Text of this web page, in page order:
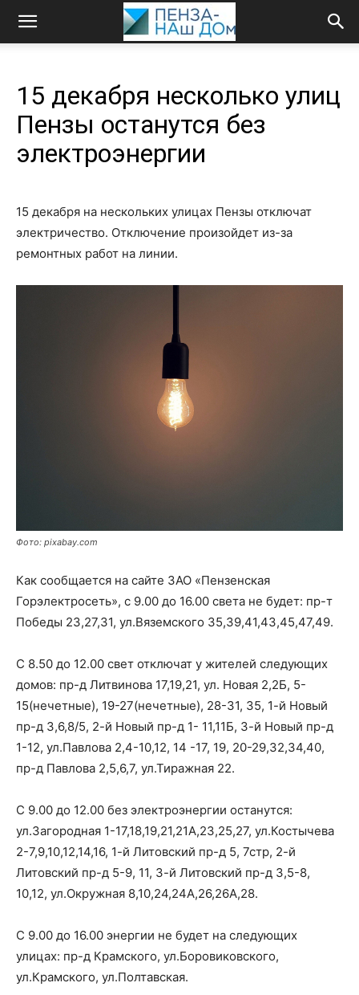
15 декабря несколько улиц
Пензы останутся без
электроэнергии
15 декабря на нескольких улицах Пензы отключат
электричество. Отключение произойдет из-за
ремонтных работ на линии.
Фото: pixabay.com
Как сообщается на сайте ЗАО «Пензенская
Горэлектросеть», с 9.00 до 16.00 света не будет: пр-т
Победы 23,27,31, ул.Вяземского 35,39,41,43,45,47,49.
С 8.50 до 12.00 свет отключат у жителей следующих
домов: пр-д Литвинова 17,19,21, ул. Новая 2,2Б, 5-
15(нечетные), 19-27(нечетные), 28-31, 35, 1-й Новый
пр-д 3,6,8/5, 2-й Новый пр-д 1- 11,11Б, 3-й Новый пр-д
1-12, ул.Павлова 2,4-10,12, 14 -17, 19, 20-29,32,34,40,
пр-д Павлова 2,5,6,7, ул.Тиражная 22.
С 9.00 до 12.00 без электроэнергии останутся:
ул.Загородная 1-17,18,19,21,21А,23,25,27, ул.Костычева
2-7,9,10,12,14,16, 1-й Литовский пр-д 5, 7стр, 2-й
Литовский пр-д 5-9, 11, 3-й Литовский пр-д 3,5-8,
10,12, ул.Окружная 8,10,24,24А,26,26А,28.
С 9.00 до 16.00 энергии не будет на следующих
улицах: пр-д Крамского, ул.Боровиковского,
ул.Крамского, ул.Полтавская.